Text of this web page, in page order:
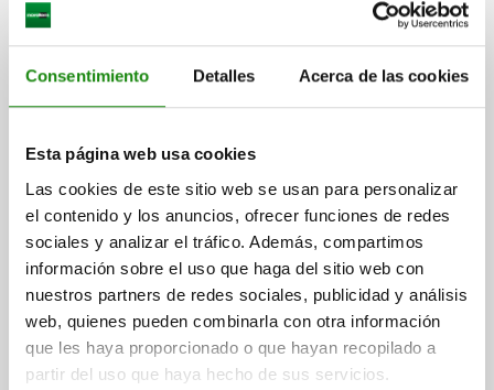
Consentimiento Detalles Acerca de las cookies
Esta página web usa cookies
Las cookies de este sitio web se usan para personalizar
el contenido y los anuncios, ofrecer funciones de redes
sociales y analizar el tráfico. Además, compartimos
información sobre el uso que haga del sitio web con
nuestros partners de redes sociales, publicidad y análisis
web, quienes pueden combinarla con otra información
que les haya proporcionado o que hayan recopilado a
partir del uso que haya hecho de sus servicios.
CONMUTACIÓN, 1 PULSADOR, FORMA:B CON PARADA
DE EMERGENCIA, L=230, A=180, D=8,5, PVC NEGRO,
COMP:POLIAMIDA NEGRO
FORMA=B DISTANCIA ENTRE LAS PERFORAC=180 B=48
B1=32
PERFORACIÓN DE FIJACIÓN=8,5
H=80 H1=10
H2=60
LONGITUD=230
L1=13 L2=30 CAPACIDAD DE CARGA N=1000
Referencia: 06980-10-1180